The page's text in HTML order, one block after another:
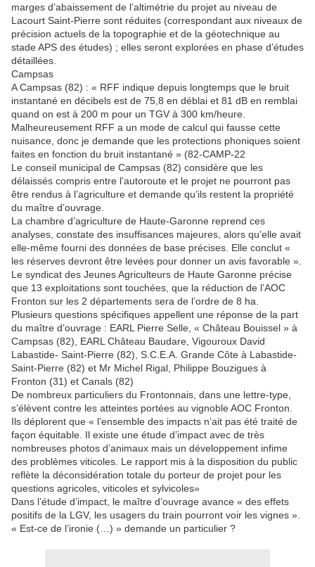
marges d’abaissement de l’altimétrie du projet au niveau de
Lacourt Saint-Pierre sont réduites (correspondant aux niveaux de
précision actuels de la topographie et de la géotechnique au
stade APS des études) ; elles seront explorées en phase d’études
détaillées.
Campsas
A Campsas (82) : « RFF indique depuis longtemps que le bruit
instantané en décibels est de 75,8 en déblai et 81 dB en remblai
quand on est à 200 m pour un TGV à 300 km/heure.
Malheureusement RFF a un mode de calcul qui fausse cette
nuisance, donc je demande que les protections phoniques soient
faites en fonction du bruit instantané » (82-CAMP-22
Le conseil municipal de Campsas (82) considère que les
délaissés compris entre l’autoroute et le projet ne pourront pas
être rendus à l’agriculture et demande qu’ils restent la propriété
du maître d’ouvrage.
La chambre d’agriculture de Haute-Garonne reprend ces
analyses, constate des insuffisances majeures, alors qu’elle avait
elle-même fourni des données de base précises. Elle conclut «
les réserves devront être levées pour donner un avis favorable ».
Le syndicat des Jeunes Agriculteurs de Haute Garonne précise
que 13 exploitations sont touchées, que la réduction de l’AOC
Fronton sur les 2 départements sera de l’ordre de 8 ha.
Plusieurs questions spécifiques appellent une réponse de la part
du maître d’ouvrage : EARL Pierre Selle, « Château Bouissel » à
Campsas (82), EARL Château Baudare, Vigouroux David
Labastide- Saint-Pierre (82), S.C.E.A. Grande Côte à Labastide-
Saint-Pierre (82) et Mr Michel Rigal, Philippe Bouzigues à
Fronton (31) et Canals (82)
De nombreux particuliers du Frontonnais, dans une lettre-type,
s’élèvent contre les atteintes portées au vignoble AOC Fronton.
Ils déplorent que « l’ensemble des impacts n’ait pas été traité de
façon équitable. Il existe une étude d’impact avec de très
nombreuses photos d’animaux mais un développement infime
des problèmes viticoles. Le rapport mis à la disposition du public
reflète la déconsidération totale du porteur de projet pour les
questions agricoles, viticoles et sylvicoles»
Dans l’étude d’impact, le maître d’ouvrage avance « des effets
positifs de la LGV, les usagers du train pourront voir les vignes ».
« Est-ce de l’ironie (…) » demande un particulier ?